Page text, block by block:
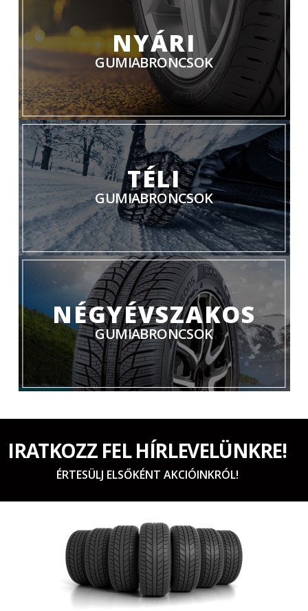
NYÁRI
GUMIABRONCSOK
TÉLI
GUMIABRONCSOK
NÉGYÉVSZAKOS
GUMIABRONCSOK
IRATKOZZ FEL HÍRLEVELÜNKRE!
ÉRTESÜLJ ELSŐKÉNT AKCIÓINKRÓL!